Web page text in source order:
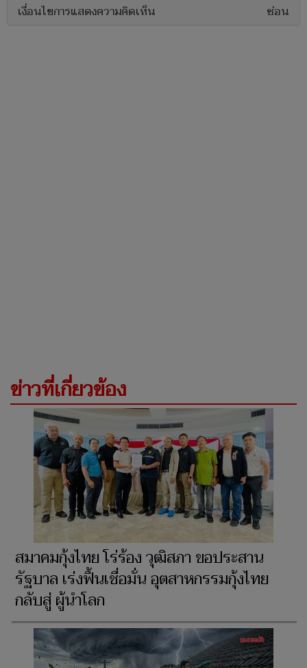
เงื่อนไขการแสดงความคิดเห็น ซ่อน
ข่าวที่เกี่ยวข้อง
สมาคมกุ้งไทย โร่ร้อง วุฒิสภา ขอประสาน
รัฐบาล เร่งฟื้นเชื่อมั่น อุตสาหกรรมกุ้งไทย
กลับสู่ ผู้นำโลก